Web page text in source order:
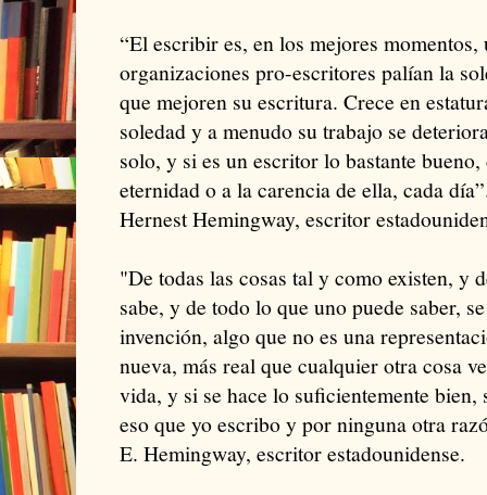
“El escribir es, en los mejores
organizaciones pro-escritores palían la
que mejoren su escritura. Crece en
soledad y a menudo su trabajo se
solo, y si es un escritor lo bastante
eternidad o a la carencia de ella, cada
Hernest Hemingway, escritor
"De todas las cosas tal y como existen, y
sabe, y de todo lo que uno puede saber,
invención, algo que no es una
nueva, más real que cualquier otra cosa
vida, y si se hace lo suficientemente
eso que yo escribo y por ninguna otra
E. Hemingway, escritor estadounidense.